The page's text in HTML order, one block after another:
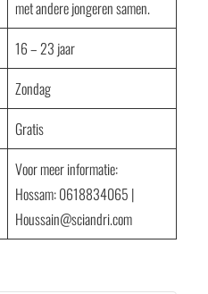
met andere jongeren samen.
16 – 23 jaar
Zondag
Gratis
Voor meer informatie:
Hossam: 0618834065 |
Houssain@sciandri.com